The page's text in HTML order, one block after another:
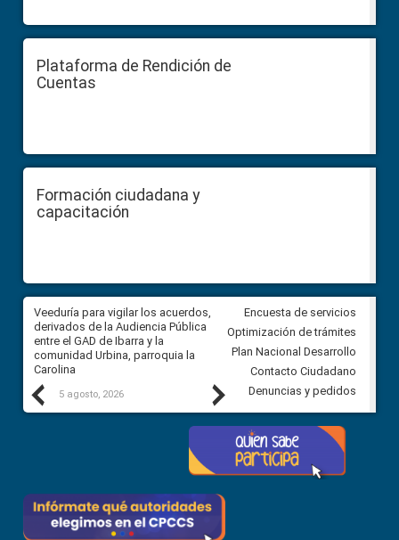
Plataforma de Rendición de
Cuentas
Formación ciudadana y
capacitación
Previous
Veeduría para vigilar los acuerdos,
derivados de la Audiencia Pública
entre el GAD de Ibarra y la
comunidad Urbina, parroquia la
Carolina
5 agosto, 2026
CPCCS convoca a Veeduría
Ciudadana para vigilar el
en la Universidad de Cuenca
5 agosto, 2026
Next
Encuesta de servicios
Optimización de trámites
Plan Nacional Desarrollo
Contacto Ciudadano
Denuncias y pedidos